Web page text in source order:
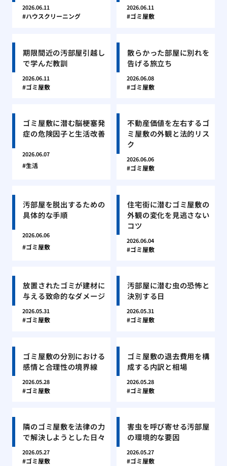
2026.06.11
ハウスクリーニング
2026.06.11
ゴミ屋敷
期限間近の汚部屋引越し
で学んだ教訓
2026.06.11
ゴミ屋敷
散らかった部屋に別れを
告げる旅立ち
2026.06.08
ゴミ屋敷
ゴミ屋敷に潜む脳梗塞発
症の危険因子と生活改善
2026.06.07
生活
不動産価値を左右するゴ
ミ屋敷の外観と法的リス
ク
2026.06.06
ゴミ屋敷
汚部屋を脱出するための
具体的な手順
2026.06.06
ゴミ屋敷
住宅街に潜むゴミ屋敷の
外観の変化を見逃さない
コツ
2026.06.04
ゴミ屋敷
放置されたゴミが建材に
与える致命的なダメージ
2026.05.31
ゴミ屋敷
汚部屋に潜む虫の恐怖と
決別する日
2026.05.31
ゴミ屋敷
ゴミ屋敷の分別における
感情と合理性の境界線
2026.05.28
ゴミ屋敷
ゴミ屋敷の退去費用を構
成する内訳と相場
2026.05.28
ゴミ屋敷
隣のゴミ屋敷を法律の力
で解決しようとした日々
2026.05.27
ゴミ屋敷
害虫を呼び寄せる汚部屋
の環境的な要因
2026.05.27
ゴミ屋敷